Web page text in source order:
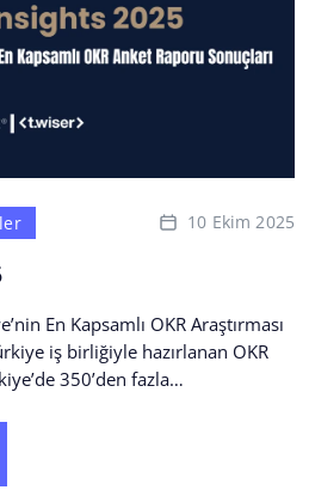
10 Ekim 2025
En Kapsamlı OKR Araştırması
iş birliğiyle hazırlanan OKR
350’den fazla